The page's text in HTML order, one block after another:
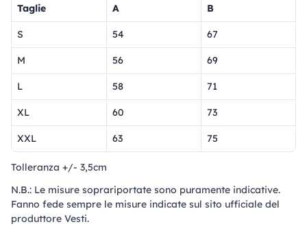
Taglie A B
S 54 67
M 56 69
L 58 71
XL 60 73
XXL 63 75
Tolleranza +/- 3,5cm
N.B.: Le misure soprariportate sono puramente indicative.
Fanno fede sempre le misure indicate sul sito ufficiale del
produttore Vesti.